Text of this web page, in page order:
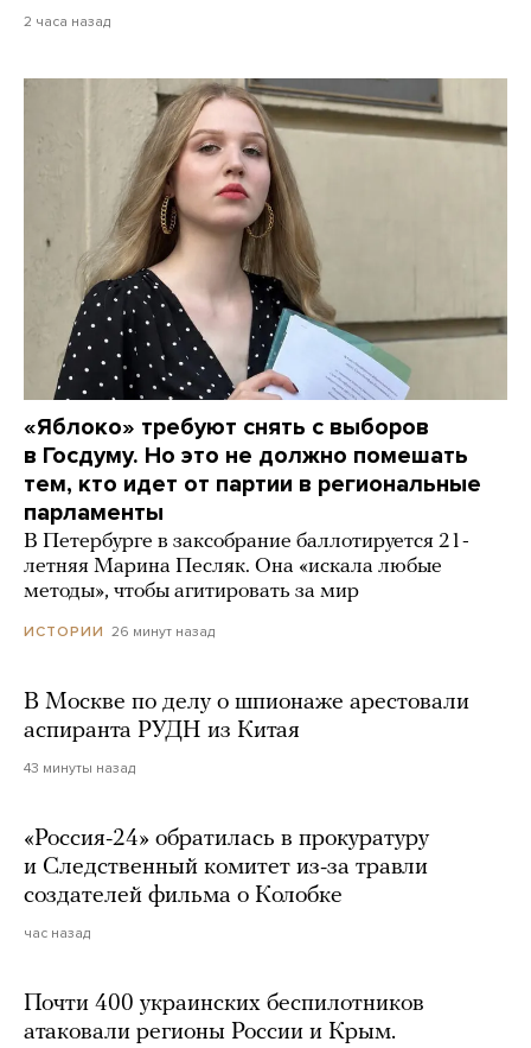
2 часа назад
«Яблоко» требуют снять с выборов
в Госдуму. Но это не должно помешать
тем, кто идет от партии в региональные
парламенты
В Петербурге в заксобрание баллотируется 21-
летняя Марина Песляк. Она «искала любые
методы», чтобы агитировать за мир
ИСТОРИИ 26 минут назад
В Москве по делу о шпионаже арестовали
аспиранта РУДН из Китая
43 минуты назад
«Россия-24» обратилась в прокуратуру
и Следственный комитет из-за травли
создателей фильма о Колобке
час назад
Почти 400 украинских беспилотников
атаковали регионы России и Крым.